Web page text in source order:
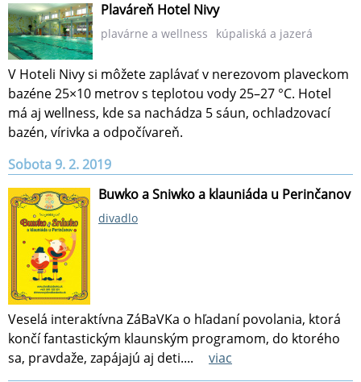
Plaváreň Hotel Nivy
plavárne a wellness kúpaliská a jazerá
V Hoteli Nivy si môžete zaplávať v nerezovom plaveckom
bazéne 25×10 metrov s teplotou vody 25–27 °C. Hotel
má aj wellness, kde sa nachádza 5 sáun, ochladzovací
bazén, vírivka a odpočívareň.
Sobota 9. 2. 2019
Buwko a Sniwko a klauniáda u Perinčanov
divadlo
Veselá interaktívna ZáBaVKa o hľadaní povolania, ktorá
končí fantastickým klaunským programom, do ktorého
sa, pravdaže, zapájajú aj deti....
viac